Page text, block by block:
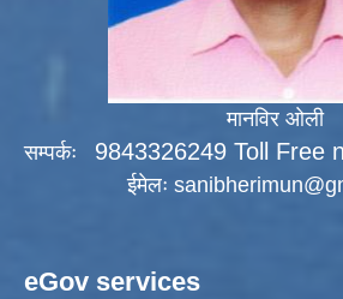
मानविर ओली
सम्पर्कः 9843326249 Toll Free
ईमेलः
eGov services